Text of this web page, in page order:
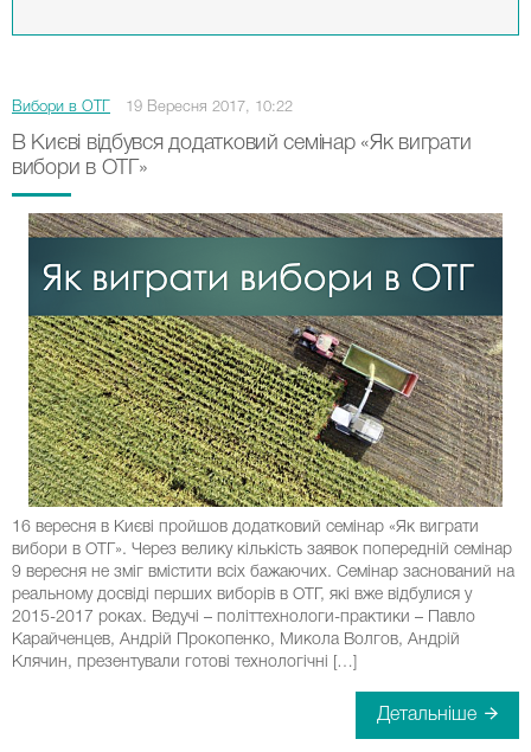
Вибори в ОТГ 19 Вересня 2017, 10:22
В Києві відбувся додатковий семінар «Як виграти
вибори в ОТГ»
16 вересня в Києві пройшов додатковий семінар «Як виграти
вибори в ОТГ». Через велику кількість заявок попередній семінар
9 вересня не зміг вмістити всіх бажаючих. Семінар заснований на
реальному досвіді перших виборів в ОТГ, які вже відбулися у
2015-2017 роках. Ведучі – політтехнологи-практики – Павло
Карайченцев, Андрій Прокопенко, Микола Волгов, Андрій
Клячин, презентували готові технологічні […]
Детальніше